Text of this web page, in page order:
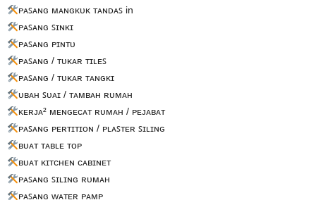
ᴘᴀꜱᴀɴɢ ᴍᴀɴɢᴋᴜᴋ ᴛᴀɴᴅᴀꜱ in
ᴘᴀꜱᴀɴɢ ꜱɪɴᴋɪ
ᴘᴀꜱᴀɴɢ ᴘɪɴᴛᴜ
ᴘᴀꜱᴀɴɢ / ᴛᴜᴋᴀʀ ᴛɪʟᴇꜱ
ᴘᴀꜱᴀɴɢ / ᴛᴜᴋᴀʀ ᴛᴀɴɢᴋɪ
ᴜʙᴀʜ ꜱᴜᴀɪ / ᴛᴀᴍʙᴀʜ ʀᴜᴍᴀʜ
ᴋᴇʀᴊᴀ² ᴍᴇɴɢᴇᴄᴀᴛ ʀᴜᴍᴀʜ / ᴘᴇᴊᴀʙᴀᴛ
ᴘᴀꜱᴀɴɢ ᴘᴇʀᴛɪᴛɪᴏɴ / ᴘʟᴀꜱᴛᴇʀ ꜱɪʟɪɴɢ
ʙᴜᴀᴛ ᴛᴀʙʟᴇ ᴛᴏᴘ
ʙᴜᴀᴛ ᴋɪᴛᴄʜᴇɴ ᴄᴀʙɪɴᴇᴛ
ᴘᴀꜱᴀɴɢ ꜱɪʟɪɴɢ ʀᴜᴍᴀʜ
ᴘᴀꜱᴀɴɢ ᴡᴀᴛᴇʀ ᴘᴀᴍᴘ